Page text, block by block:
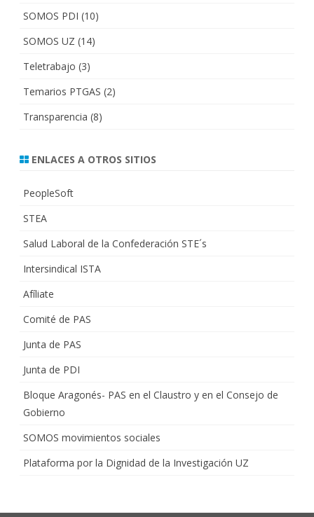
SOMOS PDI (10)
SOMOS UZ (14)
Teletrabajo (3)
Temarios PTGAS (2)
Transparencia (8)
ENLACES A OTROS SITIOS
PeopleSoft
STEA
Salud Laboral de la Confederación STE´s
Intersindical ISTA
Afíliate
Comité de PAS
Junta de PAS
Junta de PDI
Bloque Aragonés- PAS en el Claustro y en el Consejo de
Gobierno
SOMOS movimientos sociales
Plataforma por la Dignidad de la Investigación UZ